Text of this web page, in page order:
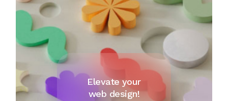
Elevate your
web design!